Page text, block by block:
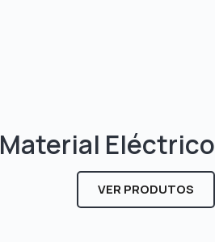
Material Eléctrico
VER PRODUTOS